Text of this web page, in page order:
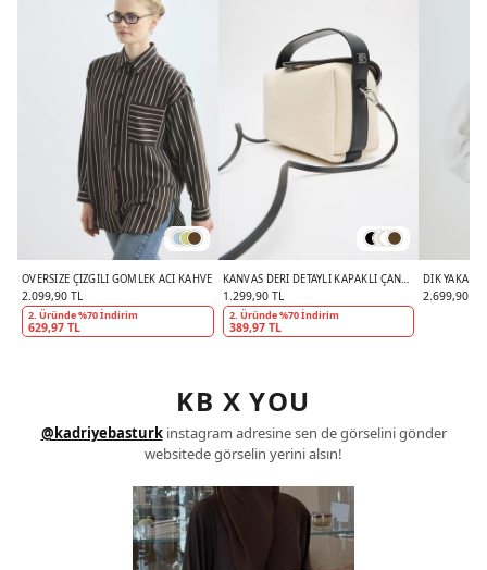
OVERSIZE ÇIZGILI GÖMLEK ACI KAHVE
2.099,90 TL
2. Üründe %70 İndirim
629,97 TL
KANVAS DERI DETAYLI KAPAKLI ÇANTA
EKRU
1.299,90 TL
2. Üründe %70 İndirim
389,97 TL
DIK YAKA
EKRU
2.699,90 TL
KB X YOU
@kadriyebasturk instagram adresine sen de görselini gönder
websitede görselin yerini alsın!